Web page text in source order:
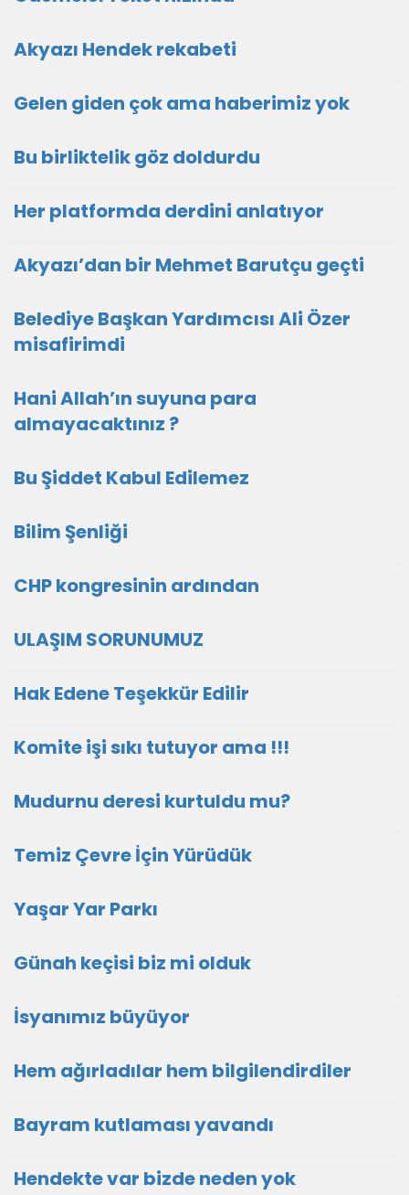
Akyazı Hendek rekabeti
Gelen giden çok ama haberimiz yok
Bu birliktelik göz doldurdu
Her platformda derdini anlatıyor
Akyazı’dan bir Mehmet Barutçu geçti
Belediye Başkan Yardımcısı Ali Özer
misafirimdi
Hani Allah’ın suyuna para
almayacaktınız ?
Bu Şiddet Kabul Edilemez
Bilim Şenliği
CHP kongresinin ardından
ULAŞIM SORUNUMUZ
Hak Edene Teşekkür Edilir
Komite işi sıkı tutuyor ama !!!
Mudurnu deresi kurtuldu mu?
Temiz Çevre İçin Yürüdük
Yaşar Yar Parkı
Günah keçisi biz mi olduk
İsyanımız büyüyor
Hem ağırladılar hem bilgilendirdiler
Bayram kutlaması yavandı
Hendekte var bizde neden yok